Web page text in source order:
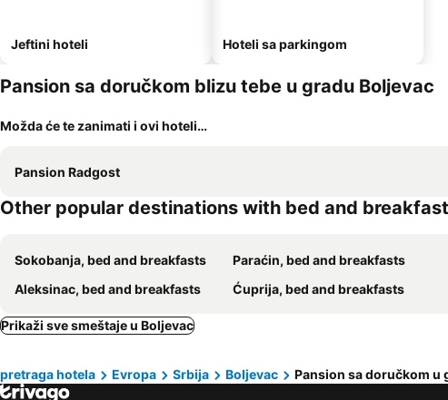
Jeftini hoteli Hoteli sa parkingom
Pansion sa doručkom blizu tebe u gradu Boljevac
Možda će te zanimati i ovi hoteli…
Pansion Radgost
Other popular destinations with bed and
Sokobanja, bed and breakfasts Paraćin, bed and breakfasts
Aleksinac, bed and breakfasts
Ćuprija, bed and breakfasts
Prikaži sve smeštaje u Boljevac
pretraga hotela Evropa Srbija Boljevac Pansion sa doručkom u